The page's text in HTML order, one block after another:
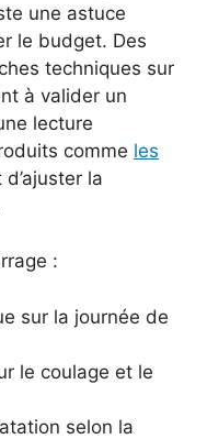
une astuce
le budget. Des
techniques sur
à valider un
lecture
comme les
la
:
sur la journée de
le coulage et le
selon la